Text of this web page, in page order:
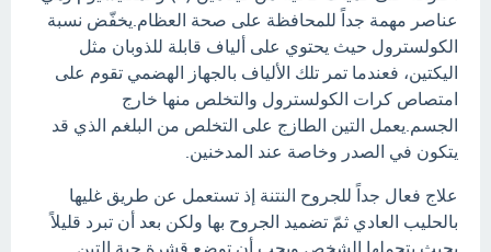
عناصر مهمة جداً للمحافظة على صحة العظام.يخفّض نسبة
الكولسترول حيث يحتوي على ألياف قابلة للذوبان مثل
اليكتين، فعندما تمر تلك الألياف بالجهاز الهضمي تقوم على
امتصاص كرات الكولسترول والتخلص منها خارج
الجسم.يعمل التين الطازج على التخلص من البلغم الذي قد
يتكون في الصدر وخاصة عند المدخنين.
علاج فعال جداً للجروح النتنة إذ تستعمل عن طريق غليها
بالحليب العادي ثمّ تضميد الجروح بها ولكن بعد أن تبرد قليلاً
بحيث يتحملها الشخص ويجب أن توضع قشرة حبة التين